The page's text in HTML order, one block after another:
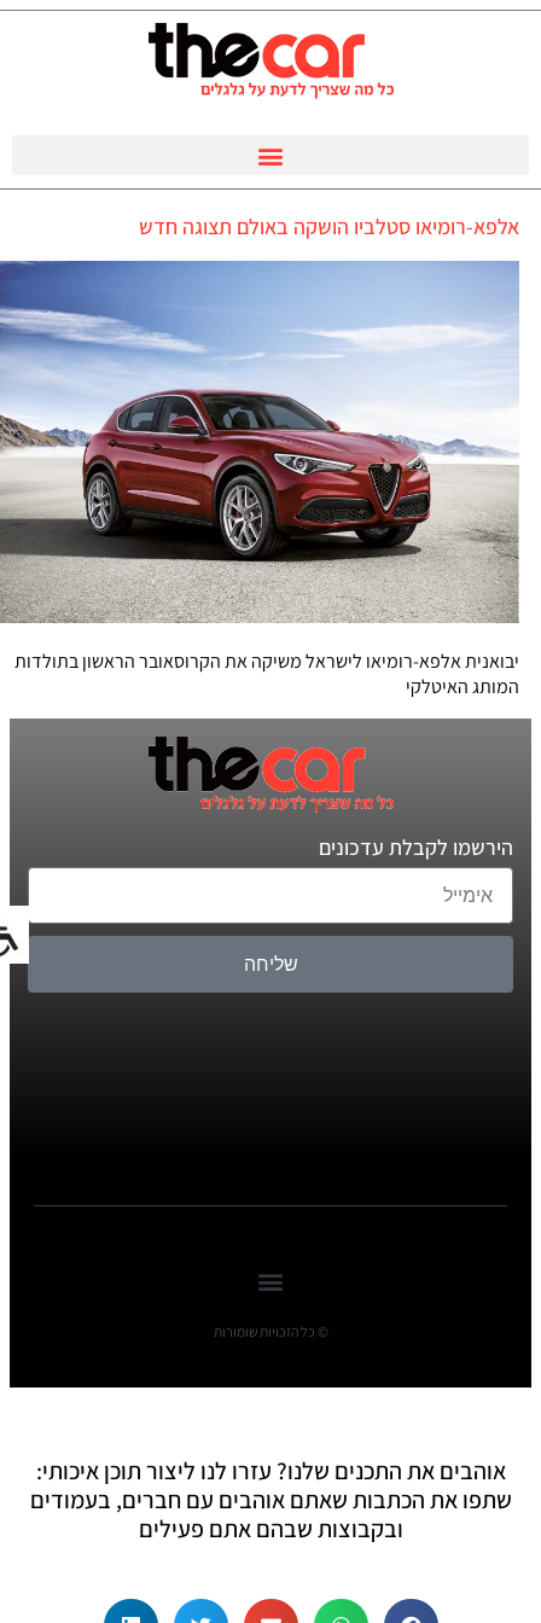
אלפא-רומיאו סטלביו הושקה באולם תצוגה חדש
יבואנית אלפא-רומיאו לישראל משיקה את הקרוסאובר הראשון בתולדות
המותג האיטלקי
הירשמו לקבלת עדכונים
שליחה
© כל הזכויות שומורות
אוהבים את התכנים שלנו? עזרו לנו ליצור תוכן איכותי:
שתפו את הכתבות שאתם אוהבים עם חברים, בעמודים
ובקבוצות שבהם אתם פעילים